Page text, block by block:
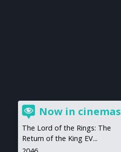
Now in cinemas
The Lord of the Rings: The
Return of the King EV...